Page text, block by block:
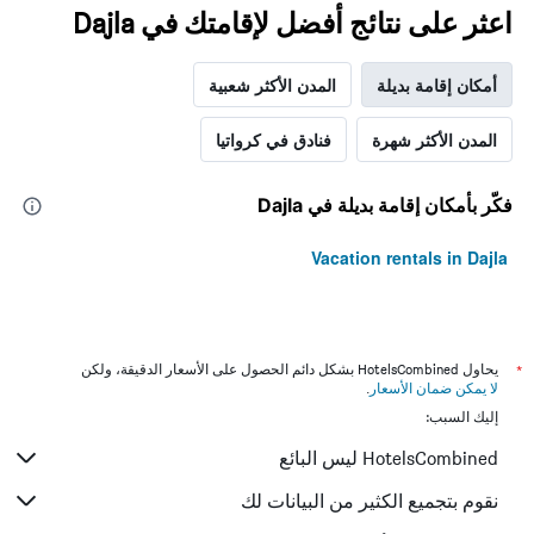
اعثر على نتائج أفضل لإقامتك في Dajla
أمكان إقامة بديلة المدن الأكثر شعبية
المدن الأكثر شهرة فنادق في كرواتيا
فكّر بأمكان إقامة بديلة في Dajla
Vacation rentals in Dajla
*
يحاول HotelsCombined بشكل دائم الحصول على الأسعار الدقيقة، ولكن
لا يمكن ضمان الأسعار .
إليك السبب:
HotelsCombined ليس البائع
نقوم بتجميع الكثير من البيانات لك